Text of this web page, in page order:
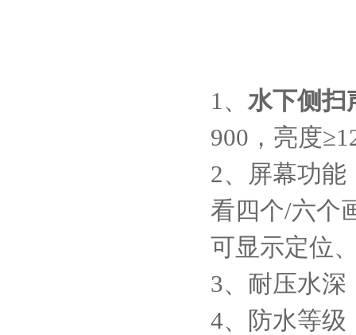
1、 水下侧扫
900，亮度
2、屏幕功
看四个/六个
可显示定位
3、耐压水深
4、防水等级